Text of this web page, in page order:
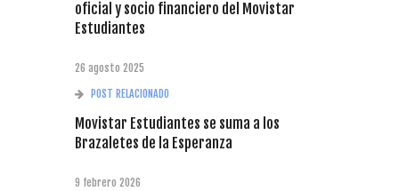
oficial y socio financiero del Movistar
Estudiantes
26 agosto 2025
POST RELACIONADO
Movistar Estudiantes se suma a los
Brazaletes de la Esperanza
9 febrero 2026